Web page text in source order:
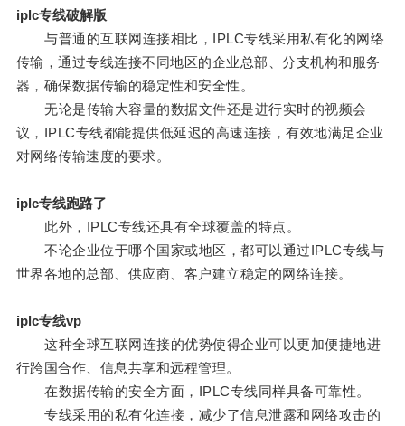
iplc专线破解版
与普通的互联网连接相比，IPLC专线采用私有化的网络
传输，通过专线连接不同地区的企业总部、分支机构和服务
器，确保数据传输的稳定性和安全性。
无论是传输大容量的数据文件还是进行实时的视频会
议，IPLC专线都能提供低延迟的高速连接，有效地满足企业
对网络传输速度的要求。
iplc专线跑路了
此外，IPLC专线还具有全球覆盖的特点。
不论企业位于哪个国家或地区，都可以通过IPLC专线与
世界各地的总部、供应商、客户建立稳定的网络连接。
iplc专线vp
这种全球互联网连接的优势使得企业可以更加便捷地进
行跨国合作、信息共享和远程管理。
在数据传输的安全方面，IPLC专线同样具备可靠性。
专线采用的私有化连接，减少了信息泄露和网络攻击的